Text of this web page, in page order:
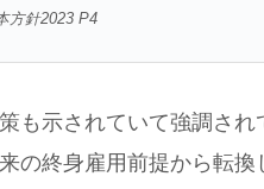
方針2023 P4
も示されていて強調さ
の終身雇用前提から転